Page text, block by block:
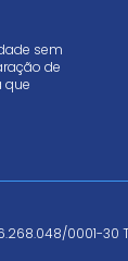
sem
de
que
0001-30